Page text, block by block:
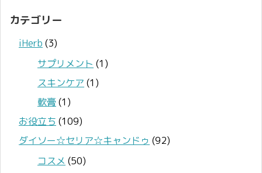
カテゴリー
iHerb (3)
サプリメント (1)
スキンケア (1)
軟膏(1)
お役立ち (109)
ダイソー☆セリア☆キャンドゥ (92)
コスメ (50)